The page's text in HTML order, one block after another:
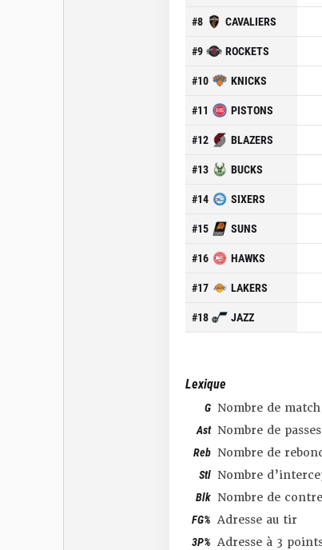
#8 CAVALIERS
#9 ROCKETS
#10 KNICKS
#11 PISTONS
#12 BLAZERS
#13 BUCKS
#14 SIXERS
#15 SUNS
#16 HAWKS
#17 LAKERS
#18 JAZZ
Lexique
G Nombre de
Ast Nombre de
Reb Nombre de
Stl Nombre
Blk Nombre de
FG% Adresse au tir
3P% Adresse à 3